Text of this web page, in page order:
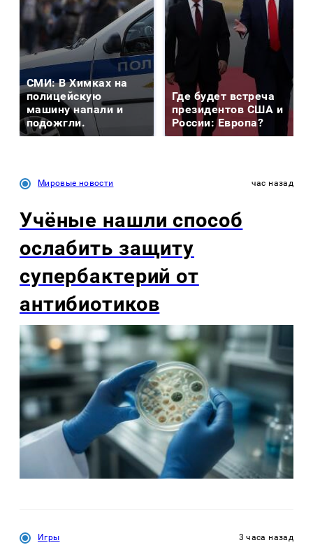
СМИ: В Химках на
полицейскую
машину напали и
подожгли.
Где будет встреча
президентов США и
России: Европа?
Мировые новости час назад
Учёные нашли способ
ослабить защиту
супербактерий от
антибиотиков
Игры 3 часа назад